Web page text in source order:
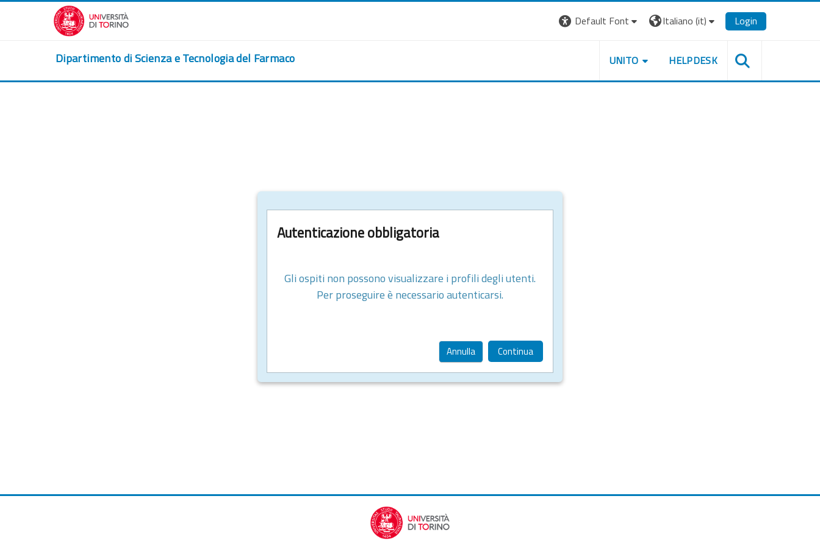
Vai al contenuto principale
Default Font
Italiano ‎(it)‎ Login
Dipartimento di Scienza e Tecnologia del Farmaco UNITO HELPDESK
Autenticazione obbligatoria
Gli ospiti non possono visualizzare i profili degli utenti.
Per proseguire è necessario autenticarsi.
Annulla Continua